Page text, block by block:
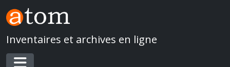
Skip to main content
Inventaires et archives en ligne